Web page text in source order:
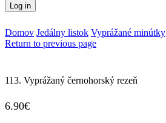
Log in
Domov Jedálny listok Vyprážané minútky
Return to previous page
113. Vyprážaný černohorský rezeň
6.90€